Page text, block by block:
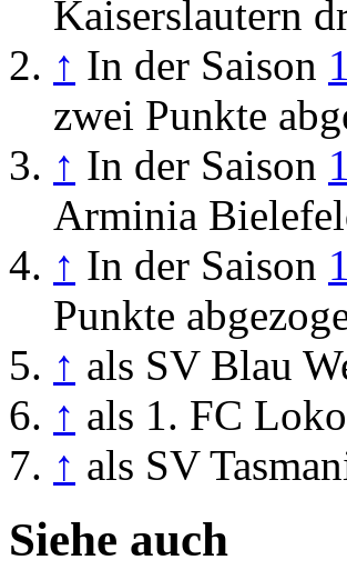
Kaiserslautern
↑ In der Saison
zwei Punkte
↑ In der Saison
Arminia
↑ In der Saison
Punkte
↑ als SV Blau
↑ als 1. FC
↑ als SV
Siehe auch